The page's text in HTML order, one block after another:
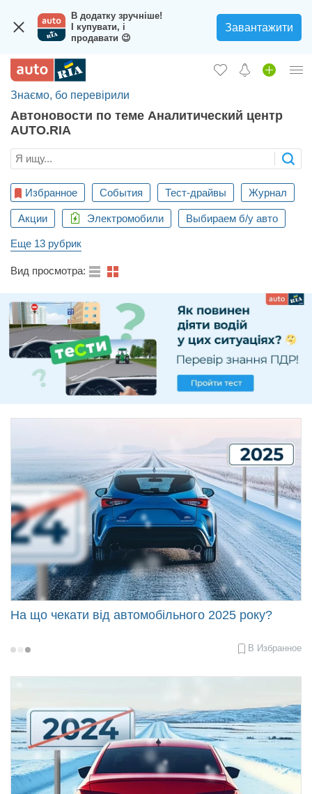
В додатку зручніше!
І купувати, і
продавати 😉
Завантажити
Вход в кабинет
Збір на авто для ЗСУ
Автомобили б/у
Новости
Продать авто
Знаємо, бо перевірили
Автоновости по теме Аналитический центр
AUTO.RIA
Избранное События Тест-драйвы Журнал
Акции Электромобили Выбираем б/у авто
Еще 13 рубрик
Вид просмотра:
На що чекати від автомобільного 2025 року?
2024-
В Избранное